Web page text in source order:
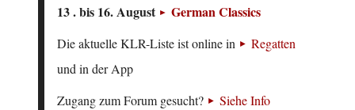
13 . bis 16. August German Classics
Die aktuelle KLR-Liste ist online in
Regatten
und in der App
Zugang zum Forum gesucht?
Siehe Info